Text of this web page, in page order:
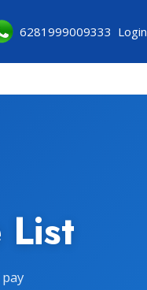
6281999009333 Login
List